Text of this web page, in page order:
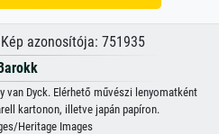
azonosítója: 751935
van Dyck. Elérhető művészi lenyomatként
kartonon, illetve japán papíron.
Heritage Images